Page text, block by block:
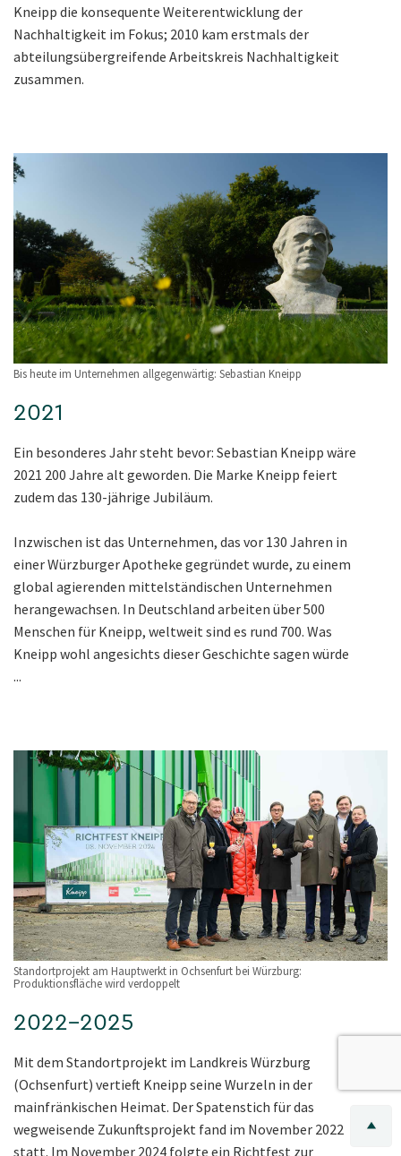
Kneipp die konsequente Weiterentwicklung der
Nachhaltigkeit im Fokus; 2010 kam erstmals der
abteilungsübergreifende Arbeitskreis Nachhaltigkeit
zusammen.
Bis heute im Unternehmen allgegenwärtig: Sebastian Kneipp
2021
Ein besonderes Jahr steht bevor: Sebastian Kneipp wäre
2021 200 Jahre alt geworden. Die Marke Kneipp feiert
zudem das 130-jährige Jubiläum.
Inzwischen ist das Unternehmen, das vor 130 Jahren in
einer Würzburger Apotheke gegründet wurde, zu einem
global agierenden mittelständischen Unternehmen
herangewachsen. In Deutschland arbeiten über 500
Menschen für Kneipp, weltweit sind es rund 700. Was
Kneipp wohl angesichts dieser Geschichte sagen würde
...
Standortprojekt am Hauptwerkt in Ochsenfurt bei Würzburg:
Produktionsfläche wird verdoppelt
2022–2025
Mit dem Standortprojekt im Landkreis Würzburg
(Ochsenfurt) vertieft Kneipp seine Wurzeln in der
mainfränkischen Heimat. Der Spatenstich für das
wegweisende Zukunftsprojekt fand im November 2022
statt. Im November 2024 folgte ein Richtfest zur